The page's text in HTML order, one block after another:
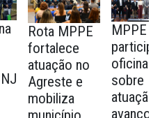
Rota MPPE
fortalece
atuação no
Agreste e
mobiliza
MPPE
oficina
sobre
atuação